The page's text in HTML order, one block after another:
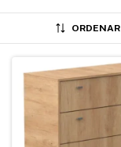
ORDENAR